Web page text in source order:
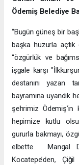
Ödemiş Belediye
“Bugün güneş bir
başka huzurla açtık
“özgürlük ve
işgale karşı
destanını yazan
bayramına uyandık
şehrimiz Ödemiş’in
hepimize kutlu
gururla bakmayı,
elbette. Mangal
Kocatepe’den, Çiğil